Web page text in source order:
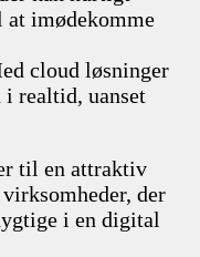
at imødekomme
cloud løsninger
i realtid, uanset
til en attraktiv
der
i en digital